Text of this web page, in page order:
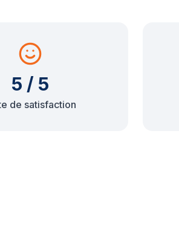
5 / 5
de satisfaction